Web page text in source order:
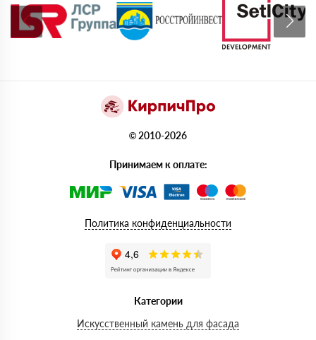
© 2010-2026
Принимаем к оплате:
Политика конфиденциальности
Категории
Искусственный камень для фасада